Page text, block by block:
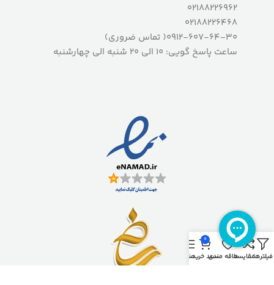
02188226962
02188226468
0912-607-64-30( تماس ضروری)
ساعت پاسخ گویی: 10 الی 20 شنبه الی چهارشنبه
فیلترهامقایسهعلاقه مندی
0
سبد خریدمنو